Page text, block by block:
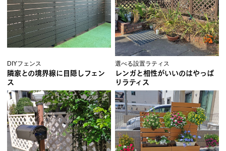
DIYフェンス
隣家との境界線に目隠しフェン
ス
選べる設置ラティス
レンガと相性がいいのはやっぱ
りラティス